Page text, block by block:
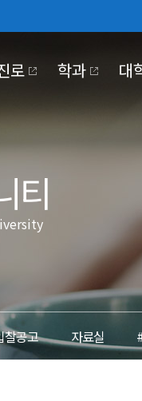
역 별 핵심 전략 및
이행과제
정보공개
정보공개제도
비공개대상정
정보목록
대학정보공시
로 학과 대
교육만족
국제저널
국제장터
코로나19
티
찰공고 자료실